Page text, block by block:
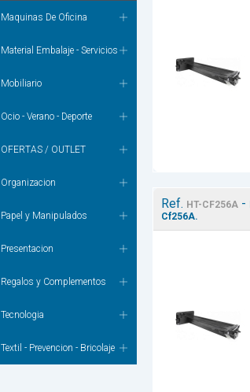
Maquinas De Oficina
Material Embalaje - Servicios
Mobiliario
Ocio - Verano - Deporte
OFERTAS / OUTLET
Organizacion
Papel y Manipulados
Presentacion
Regalos y Complementos
Tecnologia
Textil - Prevencion - Bricolaje
Ref. HT-CF256A -
Cf256A.